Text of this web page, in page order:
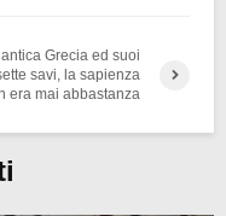
Grecia ed suoi
savi, la sapienza
era mai abbastanza